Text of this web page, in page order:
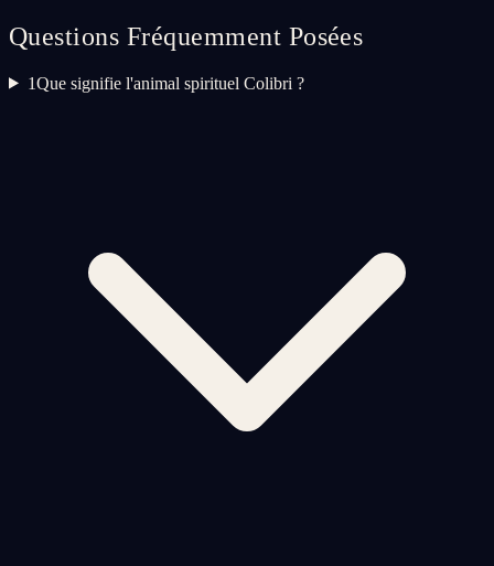
Questions Fréquemment Posées
1Que signifie l'animal spirituel Colibri ?